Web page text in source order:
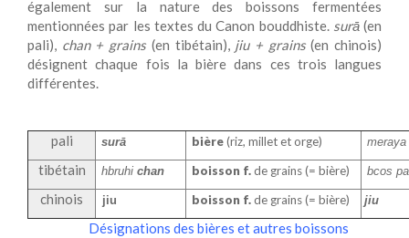
également sur la nature des boissons fermentées
mentionnées par les textes du Canon bouddhiste. surā(en
pali), chan + grains(en tibétain), jiu + grains(en chinois)
désignent chaque fois la bière dans ces trois langues
différentes.
pali surā bière(riz, millet et orge) meraya
tibétain hbruhi chan boisson f.de grains (= bière) bcos
chinois jiu boisson f.de grains (= bière) jiu
Désignations des bières et autres boissons